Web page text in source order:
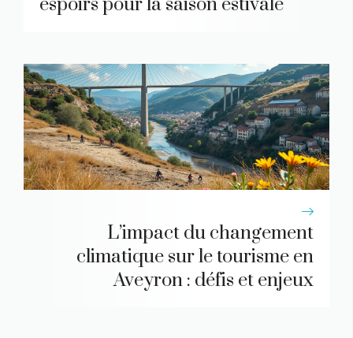
L’impact du changement
climatique sur le tourisme en
Aveyron : défis et enjeux